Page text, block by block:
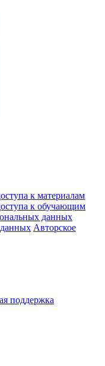
к материалам
к обучающим
данных
Авторское
поддержка